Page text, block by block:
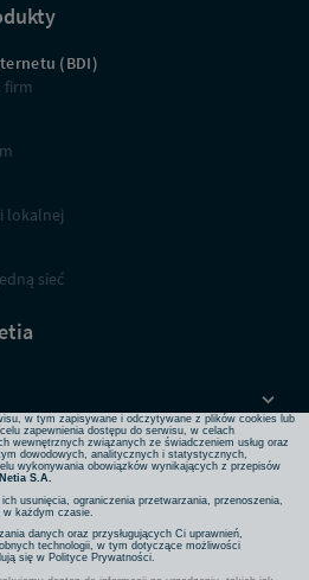
(BDI)
firm
lokalnej
sieć
w celu zapewnienia Ci dostępu do serwisu,
funkcji serwisu.
w tym zapisywane i odczytywane z plików cookies lub
zapewnienia dostępu do serwisu, w celach
wewnętrznych związanych ze świadczeniem usług oraz
dowodowych, analitycznych i statystycznych,
wykonywania obowiązków wynikających z przepisów
Netia S.A.
usunięcia, ograniczenia przetwarzania, przenoszenia,
każdym czasie.
danych oraz przysługujących Ci uprawnień,
technologii, w tym dotyczące możliwości
się w Polityce Prywatności.